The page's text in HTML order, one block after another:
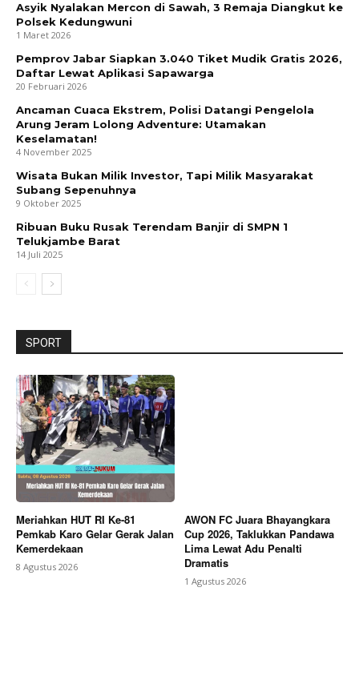
Asyik Nyalakan Mercon di Sawah, 3 Remaja Diangkut ke
Polsek Kedungwuni
1 Maret 2026
Pemprov Jabar Siapkan 3.040 Tiket Mudik Gratis 2026,
Daftar Lewat Aplikasi Sapawarga
20 Februari 2026
Ancaman Cuaca Ekstrem, Polisi Datangi Pengelola
Arung Jeram Lolong Adventure: Utamakan
Keselamatan!
4 November 2025
Wisata Bukan Milik Investor, Tapi Milik Masyarakat
Subang Sepenuhnya
9 Oktober 2025
Ribuan Buku Rusak Terendam Banjir di SMPN 1
Telukjambe Barat
14 Juli 2025
SPORT
Meriahkan HUT RI Ke-81
Pemkab Karo Gelar Gerak Jalan
Kemerdekaan
8 Agustus 2026
AWON FC Juara Bhayangkara
Cup 2026, Taklukkan Pandawa
Lima Lewat Adu Penalti
Dramatis
1 Agustus 2026